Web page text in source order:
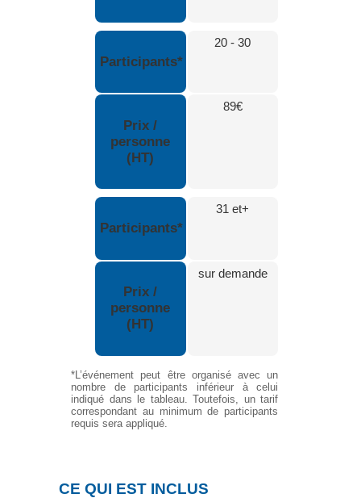
Participants*
20 - 30
Prix /
personne
(HT)
89€
Participants*
31 et+
Prix /
personne
(HT)
sur demande
*L’événement peut être organisé avec un
nombre de participants inférieur à celui
indiqué dans le tableau. Toutefois, un tarif
correspondant au minimum de participants
requis sera appliqué.
CE QUI EST INCLUS